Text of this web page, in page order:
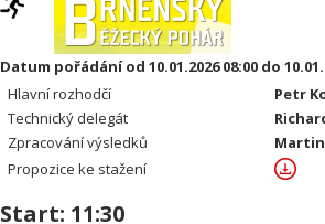
Datum pořádání od 10.01.2026 08:00 do
Hlavní rozhodčí
Petr
Technický delegát
Zpracování výsledků
Propozice ke stažení
Start: 11:30